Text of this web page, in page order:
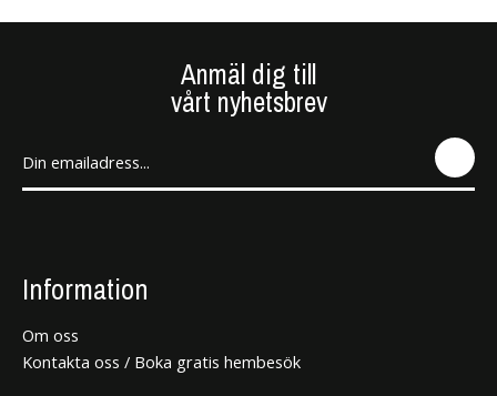
Anmäl dig till
vårt nyhetsbrev
SEN
Information
Om oss
Kontakta oss / Boka gratis hembesök